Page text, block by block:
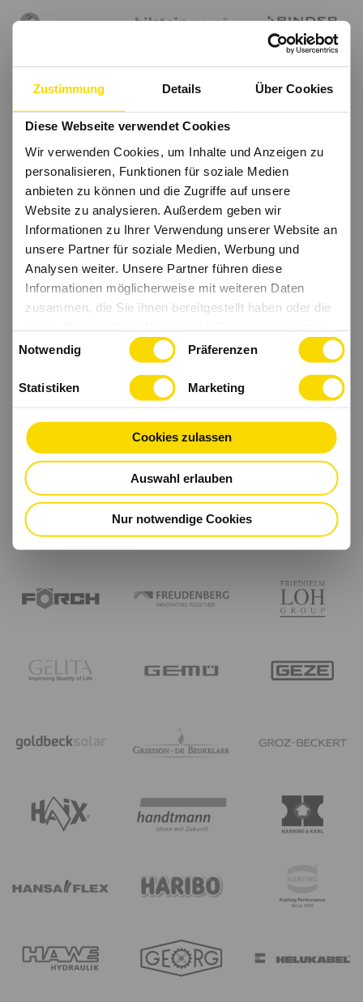
Zustimmung Details Über Cookies
Diese Webseite verwendet Cookies
Wir verwenden Cookies, um Inhalte und Anzeigen zu
personalisieren, Funktionen für soziale Medien
anbieten zu können und die Zugriffe auf unsere
Website zu analysieren. Außerdem geben wir
Informationen zu Ihrer Verwendung unserer Website an
unsere Partner für soziale Medien, Werbung und
Analysen weiter. Unsere Partner führen diese
Informationen möglicherweise mit weiteren Daten
zusammen, die Sie ihnen bereitgestellt haben oder die
haben.
Notwendig Präferenzen
Statistiken Marketing
Cookies zulassen
Auswahl erlauben
Nur notwendige Cookies